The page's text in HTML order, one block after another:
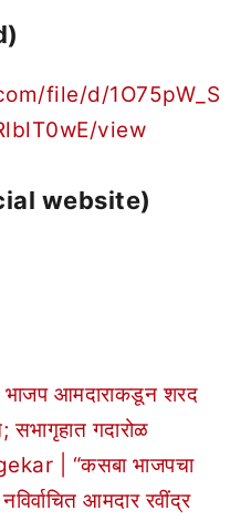
file/d/1O75pW_S
view
website)
आमदाराकडून शरद
सभागृहात गदारोळ
| “कसबा भाजपचा
आमदार रवींद्र